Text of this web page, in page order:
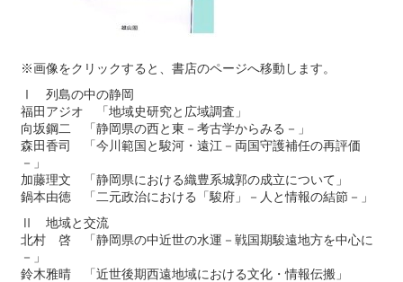
※画像をクリックすると、書店のページへ移動します。
Ⅰ 列島の中の静岡
福田アジオ 「地域史研究と広域調査」
向坂鋼二 「静岡県の西と東－考古学からみる－」
森田香司 「今川範国と駿河・遠江－両国守護補任の再評価
－」
加藤理文 「静岡県における織豊系城郭の成立について」
鍋本由徳 「二元政治における「駿府」－人と情報の結節－」
Ⅱ 地域と交流
北村 啓 「静岡県の中近世の水運－戦国期駿遠地方を中心に
－」
鈴木雅晴 「近世後期西遠地域における文化・情報伝搬」